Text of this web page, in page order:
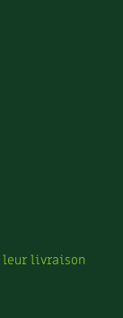
leur livraison